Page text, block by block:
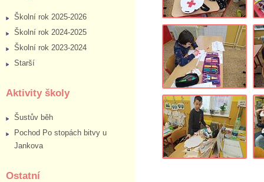
Školní rok 2025-2026
Školní rok 2024-2025
Školní rok 2023-2024
Starší
Aktivity školy
Šustův běh
Pochod Po stopách bitvy u
Jankova
Ostatní